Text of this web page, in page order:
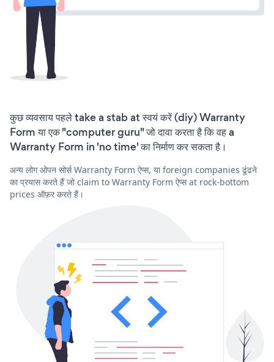
कुछ व्यवसाय पहले take a stab at स्वयं करें (diy) Warranty
Form या एक "computer guru" जो दावा करता है कि वह a
Warranty Form in 'no time' का निर्माण कर सकता है।
अन्य लोग ओपन सोर्स Warranty Form ऐप्स, या foreign companies ढूंढने
का प्रयास करते हैं जो claim to Warranty Form ऐप्स at rock-bottom
prices ऑफ़र करते हैं।